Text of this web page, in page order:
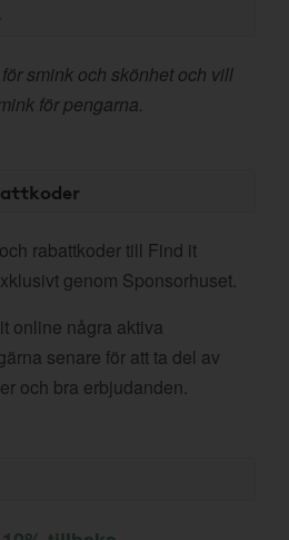
smink och skönhet och vill
för pengarna.
rabattkoder till Find it
genom Sponsorhuset.
online några aktiva
senare för att ta del av
och bra erbjudanden.